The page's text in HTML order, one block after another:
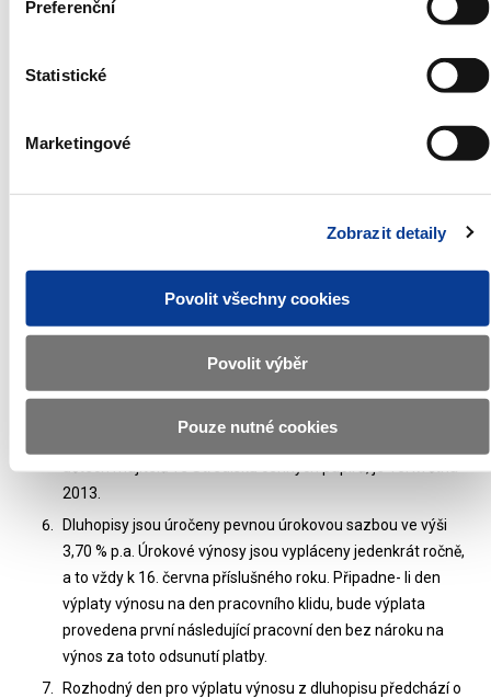
Preferenční
Statistické
Marketingové
Zobrazit detaily
Povolit všechny cookies
Povolit výběr
Pouze nutné cookies
schodku státního rozpočtu České republiky za rok 1999
převyšujícího rozpočtovaný schodek.
zaknihované podobě. Evidenci majitelů vede Středisko
Dluhopisy mohou nabývat právnické a fyzické osoby se
sídlem nebo bydlištěm na území České republiky i v
předpisů České republiky.
Emitent předloží návrh na registraci dluhopisů na hlavním
trhu Burzy cenných papírů Praha, a.s. Převoditelnost
dluhopisů ve Středisku cenných papírů začíná dnem
2013.
Dluhopisy jsou úročeny pevnou úrokovou sazbou ve výši
3,70 % p.a. Úrokové výnosy jsou vypláceny jedenkrát ročně,
a to vždy k 16. června příslušného roku. Připadne- li den
výplaty výnosu na den pracovního klidu, bude výplata
provedena první následující pracovní den bez nároku na
výnos za toto odsunutí platby.
Rozhodný den pro výplatu výnosu z dluhopisu předchází o